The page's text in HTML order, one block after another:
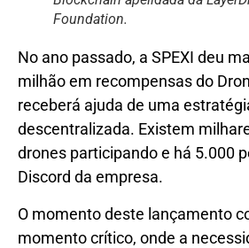
Foundation.
No ano passado, a SPEXI deu
milhão em recompensas do
receberá ajuda de uma
descentralizada. Existem
drones participando e há 5.000
Discord da empresa.
O momento deste lançamento
momento crítico, onde a